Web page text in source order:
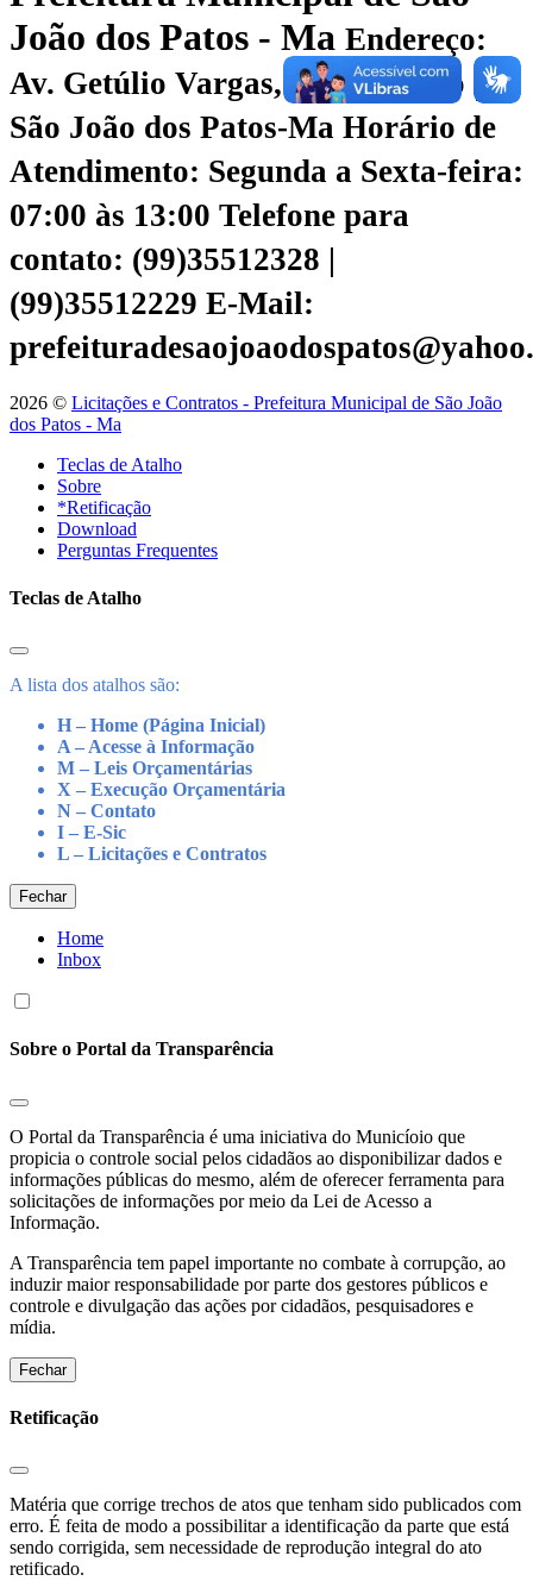
João dos Patos - Ma Endereço:
Av. Getúlio Vargas, 135 - Centro |
São João dos Patos-Ma Horário de
Atendimento: Segunda a Sexta-feira:
07:00 às 13:00 Telefone para
contato: (99)35512328 |
(99)35512229 E-Mail:
2026 © Licitações e Contratos - Prefeitura Municipal de São João
dos Patos - Ma
Teclas de Atalho
Sobre
*Retificação
Download
Perguntas Frequentes
Teclas de Atalho
A lista dos atalhos são:
H – Home (Página Inicial)
A – Acesse à Informação
M – Leis Orçamentárias
X – Execução Orçamentária
N – Contato
I – E-Sic
L – Licitações e Contratos
Fechar
Home
Inbox
Sobre o Portal da Transparência
O Portal da Transparência é uma iniciativa do Municíoio que
propicia o controle social pelos cidadãos ao disponibilizar dados e
informações públicas do mesmo, além de oferecer ferramenta para
solicitações de informações por meio da Lei de Acesso a
Informação.
A Transparência tem papel importante no combate à corrupção, ao
induzir maior responsabilidade por parte dos gestores públicos e
controle e divulgação das ações por cidadãos, pesquisadores e
mídia.
Fechar
Retificação
Matéria que corrige trechos de atos que tenham sido publicados com
erro. É feita de modo a possibilitar a identificação da parte que está
sendo corrigida, sem necessidade de reprodução integral do ato
retificado.